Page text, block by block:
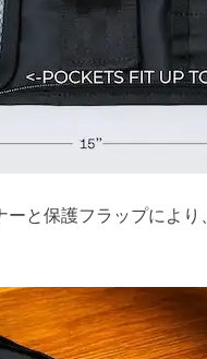
と保護フラップにより、